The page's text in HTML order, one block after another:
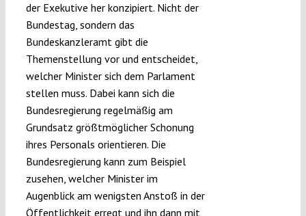
der Exekutive her konzipiert. Nicht der
Bundestag, sondern das
Bundeskanzleramt gibt die
Themenstellung vor und entscheidet,
welcher Minister sich dem Parlament
stellen muss. Dabei kann sich die
Bundesregierung regelmäßig am
Grundsatz größtmöglicher Schonung
ihres Personals orientieren. Die
Bundesregierung kann zum Beispiel
zusehen, welcher Minister im
Augenblick am wenigsten Anstoß in der
Öffentlichkeit erregt und ihn dann mit